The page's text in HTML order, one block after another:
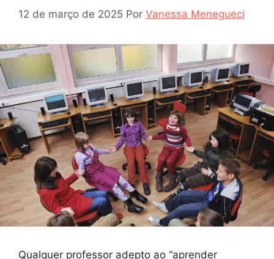
12 de março de 2025 Por Vanessa Menegueci
Qualquer professor adepto ao “aprender